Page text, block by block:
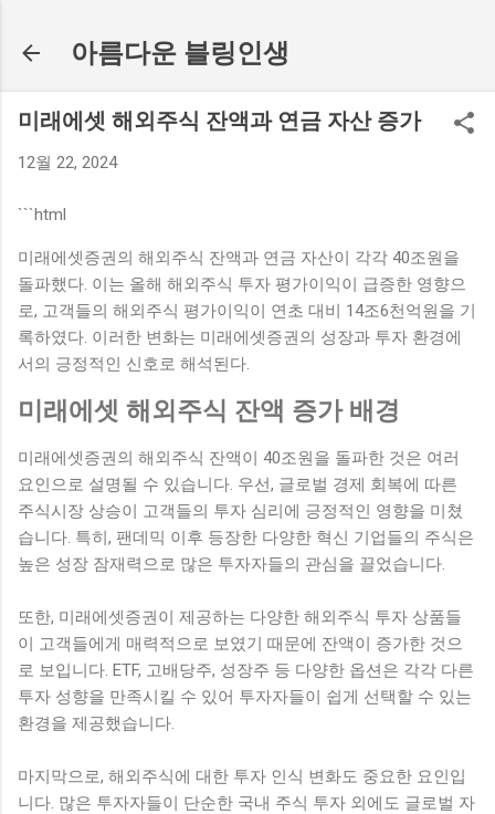
아름다운 블링인생
미래에셋 해외주식 잔액과 연금 자산 증가
12월 22, 2024
```html
미래에셋증권의 해외주식 잔액과 연금 자산이 각각 40조원을
돌파했다. 이는 올해 해외주식 투자 평가이익이 급증한 영향으
로, 고객들의 해외주식 평가이익이 연초 대비 14조6천억원을 기
록하였다. 이러한 변화는 미래에셋증권의 성장과 투자 환경에
서의 긍정적인 신호로 해석된다.
미래에셋 해외주식 잔액 증가 배경
미래에셋증권의 해외주식 잔액이 40조원을 돌파한 것은 여러
요인으로 설명될 수 있습니다. 우선, 글로벌 경제 회복에 따른
주식시장 상승이 고객들의 투자 심리에 긍정적인 영향을 미쳤
습니다. 특히, 팬데믹 이후 등장한 다양한 혁신 기업들의 주식은
높은 성장 잠재력으로 많은 투자자들의 관심을 끌었습니다.
또한, 미래에셋증권이 제공하는 다양한 해외주식 투자 상품들
이 고객들에게 매력적으로 보였기 때문에 잔액이 증가한 것으
로 보입니다. ETF, 고배당주, 성장주 등 다양한 옵션은 각각 다른
투자 성향을 만족시킬 수 있어 투자자들이 쉽게 선택할 수 있는
환경을 제공했습니다.
마지막으로, 해외주식에 대한 투자 인식 변화도 중요한 요인입
니다. 많은 투자자들이 단순한 국내 주식 투자 외에도 글로벌 자